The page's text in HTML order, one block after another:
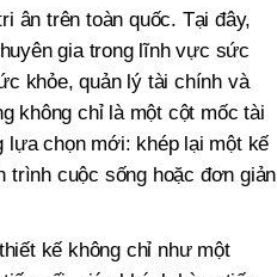
ân trên toàn quốc. Tại đây,
gia trong lĩnh vực sức
khỏe, quản lý tài chính và
không chỉ là một cột mốc tài
chọn mới: khép lại một kế
trình cuộc sống hoặc đơn giản
kế không chỉ như một